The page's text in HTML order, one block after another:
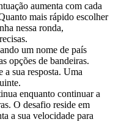
aumenta com cada
mais rápido escolher
nessa ronda,
um nome de país
opções de bandeiras.
a sua resposta. Uma
enquanto continuar a
O desafio reside em
a sua velocidade para